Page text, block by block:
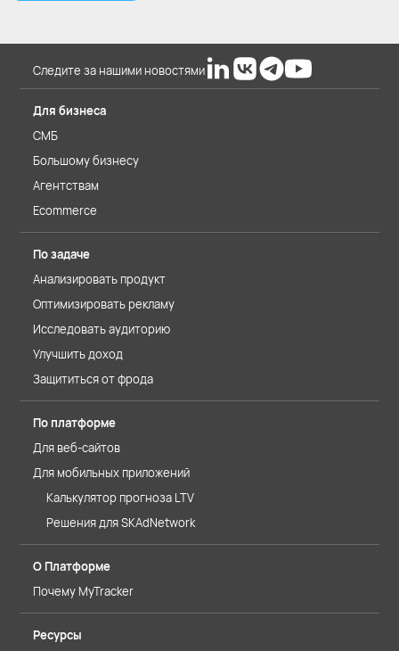
Следите за нашими новостями
Для бизнеса
СМБ
Большому бизнесу
Агентствам
Ecommerce
По задаче
Анализировать продукт
Оптимизировать рекламу
Исследовать аудиторию
Улучшить доход
Защититься от фрода
По платформе
Для веб-сайтов
Для мобильных приложений
Калькулятор прогноза LTV
Решения для SKAdNetwork
О Платформе
Почему MyTracker
Ресурсы